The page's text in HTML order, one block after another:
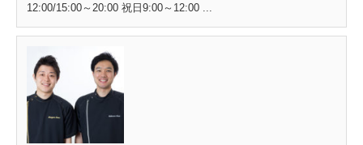
12:00/15:00～20:00 祝日9:00～12:00 ...